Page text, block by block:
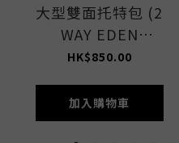
大型雙面托特包 (2
WAY EDEN
GREEN/STONE)
HK$850.00
加入購物車